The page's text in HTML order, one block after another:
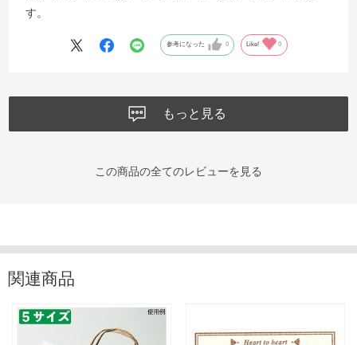
す。
参考になった 0 Like! 0
もっと見る
この商品の全てのレビューを見る
関連商品